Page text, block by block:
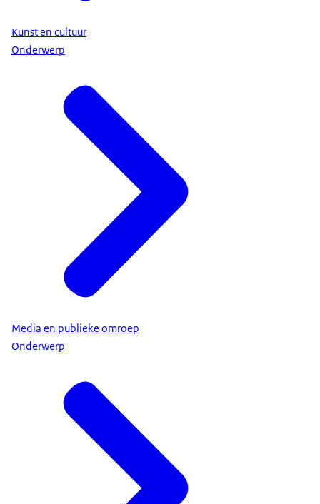
Kunst en cultuur
Onderwerp
Media en publieke omroep
Onderwerp